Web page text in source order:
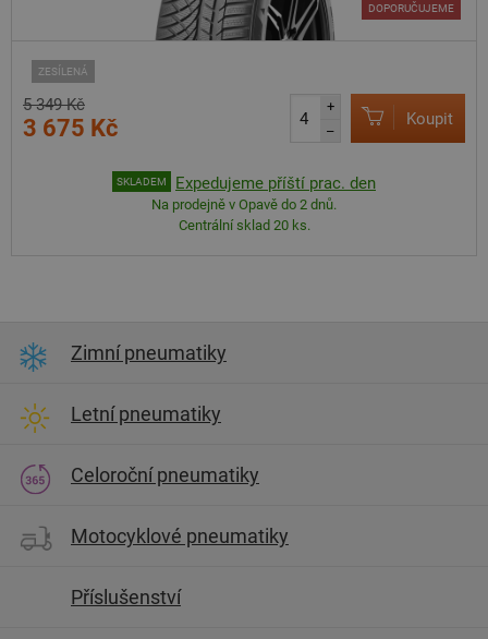
ZESÍLENÁ
DOPORUČUJEME
5 349 Kč
3 675 Kč
+
–
Koupit
SKLADEM Expedujeme příští prac. den
Na prodejně v Opavě do 2 dnů.
Centrální sklad 20 ks.
Zimní pneumatiky
Letní pneumatiky
Celoroční pneumatiky
Motocyklové pneumatiky
Příslušenství